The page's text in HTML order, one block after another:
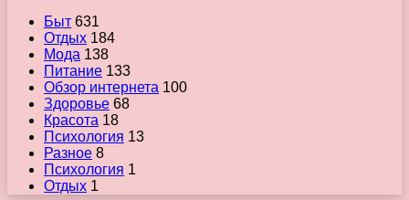
Быт 631
Отдых 184
Мода 138
Питание 133
Обзор интернета 100
Здоровье 68
Красота 18
Психология 13
Разное 8
Психология 1
Отдых 1